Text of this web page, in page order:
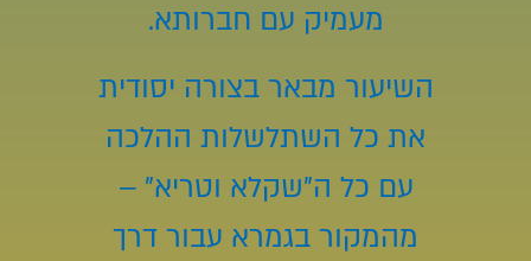
מעמיק עם חברותא.
השיעור מבאר בצורה יסודית
את כל השתלשלות ההלכה
עם כל ה"שקלא וטריא" –
מהמקור בגמרא עבור דרך